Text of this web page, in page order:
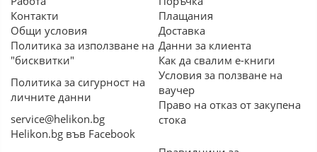
Контакти
Общи условия
Политика за използване на
"бисквитки"
Политика за сигурност на
личните данни
service@helikon.bg
Helikon.bg във Facebook
Плащания
Доставка
Данни за клиента
Как да свалим е-книги
Условия за ползване на
ваучер
Право на отказ от закупена
стока